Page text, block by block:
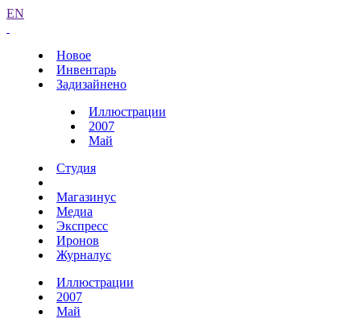
EN
Новое
Инвентарь
Задизайнено
Иллюстрации
2007
Май
Студия
Магазинус
Медиа
Экспресс
Иронов
Журналус
Иллюстрации
2007
Май